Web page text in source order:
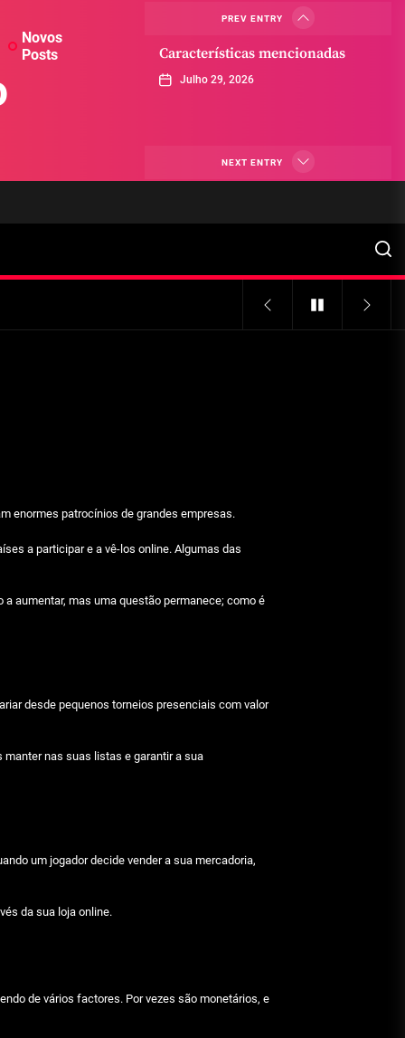
Novos
Posts
PREV ENTRY
Características mencionadas
Julho 29, 2026
Máquinas de jogo online
Tiki Tumble são grandes
Características mencionadas
Julho 29, 2026
Máquinas de jogo online
Caça-níqueis a dinheiro
NEXT ENTRY
enormes patrocínios de grandes empresas.
a participar e a vê-los online. Algumas das
aumentar, mas uma questão permanece; como é
desde pequenos torneios presenciais com valor
manter nas suas listas e garantir a sua
um jogador decide vender a sua mercadoria,
da sua loja online.
de vários factores. Por vezes são monetários, e